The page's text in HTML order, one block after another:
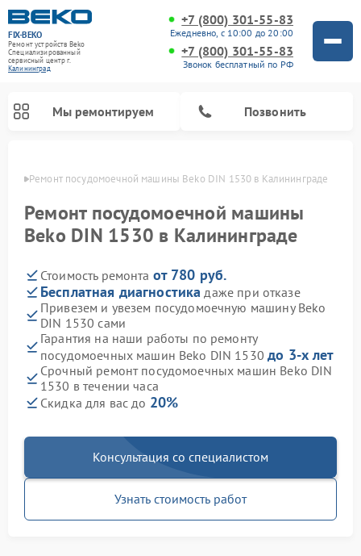
FIX-BEKO
Ремонт устройств Beko
Специализированный
cервисный центр г.
Калининград
+7 (800) 301-55-83
Ежедневно, с 10:00 до 20:00
+7 (800) 301-55-83
Звонок бесплатный по РФ
Мы ремонтируем Позвонить
Ремонт посудомоечной машины Beko DIN 1530 в Калининграде
Ремонт посудомоечной машины
Beko DIN 1530 в Калининграде
Стоимость ремонта от 780 руб.
Бесплатная диагностика даже при отказе
Привезем и увезем посудомоечную машину Beko
DIN 1530 сами
Гарантия на наши работы по ремонту
посудомоечных машин Beko DIN 1530до 3-х лет
Срочный ремонт посудомоечных машин Beko DIN
1530 в течении часа
Скидка для вас до 20%
Консультация со специалистом
Узнать стоимость работ